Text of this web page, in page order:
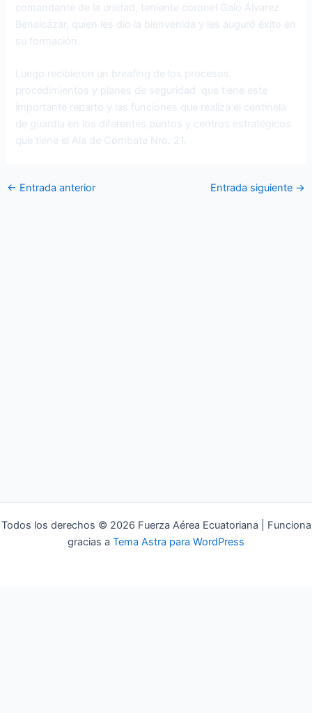
comandante de la unidad, teniente coronel Galo Álvarez
Benalcázar, quien les dio la bienvenida y les auguró éxito en
su formación.
Luego recibieron un breafing de los procesos,
procedimientos y planes de seguridad que tiene este
importante reparto y las funciones que realiza el centinela
de guardia en los diferentes puntos y centros estratégicos
que tiene el Ala de Combate Nro. 21.
← Entrada anterior Entrada siguiente →
Todos los derechos © 2026 Fuerza Aérea Ecuatoriana | Funciona
gracias a Tema Astra para WordPress